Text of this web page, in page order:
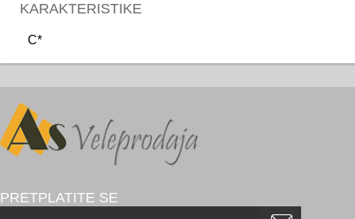
KARAKTERISTIKE
C*
PRETPLATITE SE